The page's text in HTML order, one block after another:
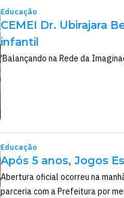
Educação
CEMEI Dr. Ubirajara
infantil
'Balançando na Rede da
Educação
Após 5 anos, Jogos
Abertura oficial ocorreu na
parceria com a Prefeitura por